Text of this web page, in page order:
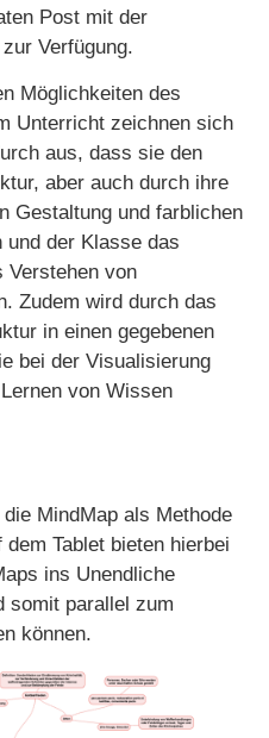
Post mit der
Verfügung.
Möglichkeiten des
Unterricht zeichnen sich
aus, dass sie den
aber auch durch ihre
Gestaltung und farblichen
und der Klasse das
Verstehen von
Zudem wird durch das
in einen gegebenen
bei der Visualisierung
von Wissen
MindMap als Methode
Tablet bieten hierbei
ins Unendliche
somit parallel zum
können.